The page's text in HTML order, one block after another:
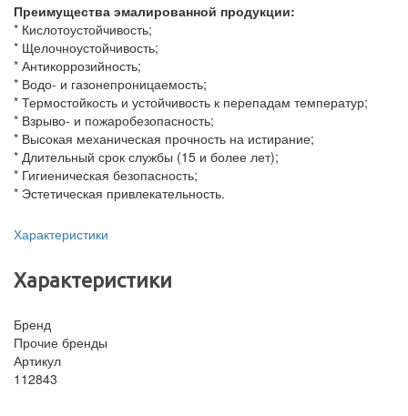
Преимущества эмалированной продукции:
* Кислотоустойчивость;
* Щелочноустойчивость;
* Антикоррозийность;
* Водо- и газонепроницаемость;
* Термостойкость и устойчивость к перепадам температур;
* Взрыво- и пожаробезопасность;
* Высокая механическая прочность на истирание;
* Длительный срок службы (15 и более лет);
* Гигиеническая безопасность;
* Эстетическая привлекательность.
Характеристики
Характеристики
Бренд
Прочие бренды
Артикул
112843